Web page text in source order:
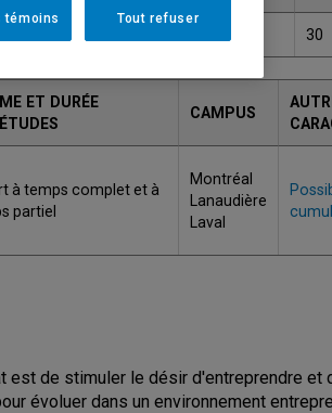
30
ET DURÉE
CAMPUS
à temps complet et à
partiel
Montréal
Lanaudière
Laval
est de stimuler le désir d'entreprendre et
évoluer dans un environnement
Tout refuser
témoins